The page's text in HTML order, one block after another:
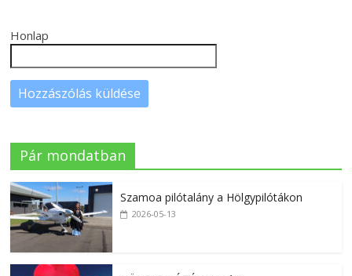
Honlap
Pár mondatban
Szamoa pilótalány a Hölgypilótákon
2026-05-13